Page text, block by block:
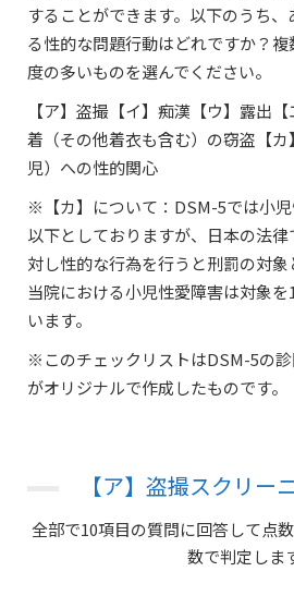
することができます。以下のうち
る性的な問題行動はどれですか？
度の多いものを選んでください。
【ア】盗撮【イ】痴漢【ウ】露出
着（その他着衣も含む）の窃盗【
児）への性的関心
※【カ】について：DSM-5では小
以下としておりますが、日本の法
対し性的な行為を行うと刑罰の対
当院における小児性愛障害は対象
います。
※このチェックリストはDSM-5の
がオリジナルで作成したものです。
【ア】盗撮スクリー
全部で10項目の質問に回答して点
数で判定しま